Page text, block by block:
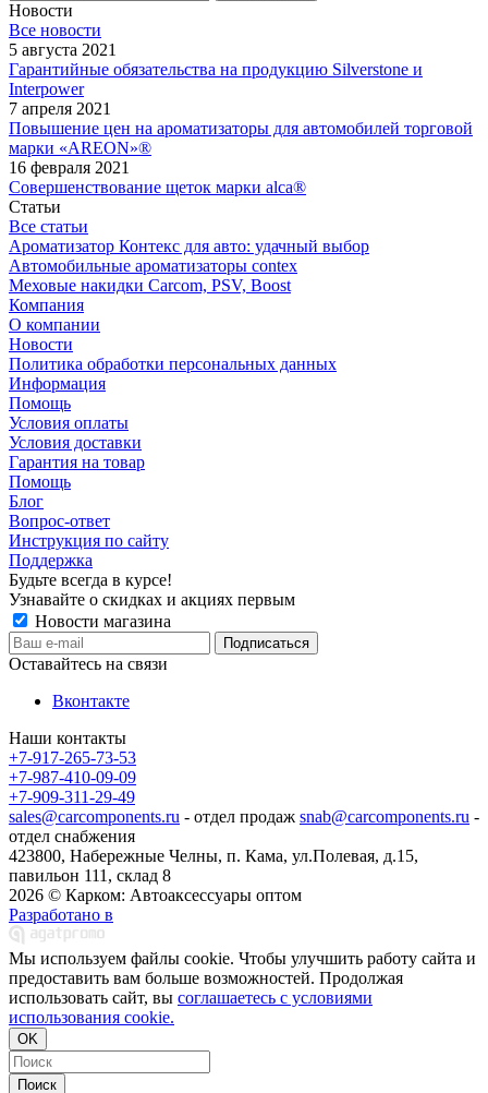
Новости
Все новости
5 августа 2021
Гарантийные обязательства на продукцию Silverstone и
Interpower
7 апреля 2021
Повышение цен на ароматизаторы для автомобилей торговой
марки «AREON»®
16 февраля 2021
Совершенствование щеток марки alca®
Статьи
Все статьи
Ароматизатор Контекс для авто: удачный выбор
Автомобильные ароматизаторы contex
Меховые накидки Carcom, PSV, Boost
Компания
О компании
Новости
Политика обработки персональных данных
Информация
Помощь
Условия оплаты
Условия доставки
Гарантия на товар
Помощь
Блог
Вопрос-ответ
Инструкция по сайту
Поддержка
Будьте всегда в курсе!
Узнавайте о скидках и акциях первым
Новости магазина
Оставайтесь на связи
Вконтакте
Наши контакты
+7-917-265-73-53
+7-987-410-09-09
+7-909-311-29-49
sales@carcomponents.ru - отдел продаж snab@carcomponents.ru -
отдел снабжения
423800, Набережные Челны, п. Кама, ул.Полевая, д.15,
павильон 111, склад 8
2026 © Карком: Автоаксессуары оптом
Разработано в
Мы используем файлы cookie. Чтобы улучшить работу сайта и
предоставить вам больше возможностей. Продолжая
использовать сайт, вы соглашаетесь с условиями
использования cookie.
OK
Поиск